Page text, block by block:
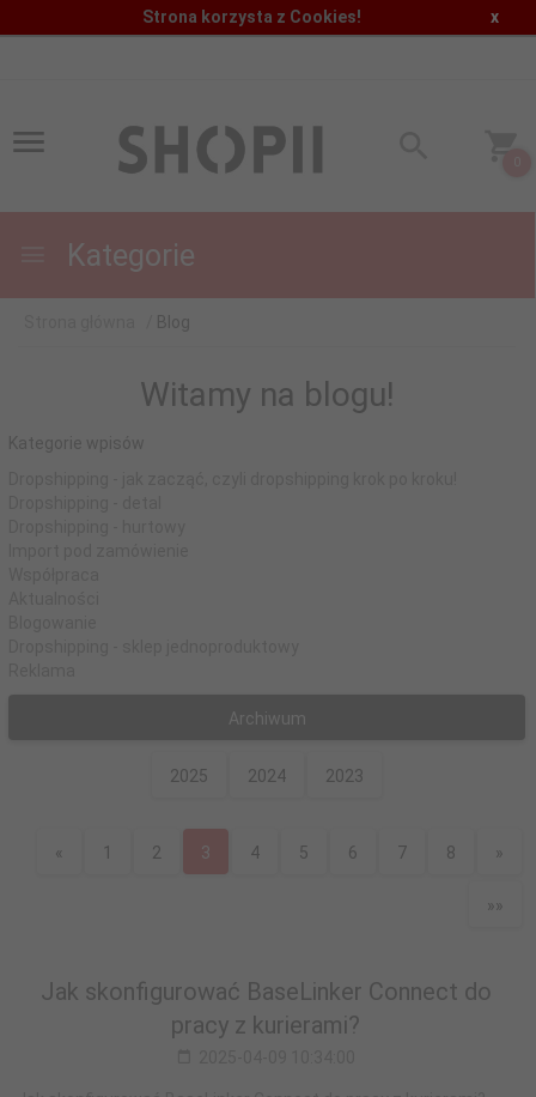
Strona korzysta z Cookies! x
Kategorie
Blog
Witamy na blogu!
Kategorie wpisów
Archiwum
2025 2024 2023
« 1 2 3 4 5 6 7 8 »
»»
Jak skonfigurować BaseLinker Connect do
pracy z kurierami?